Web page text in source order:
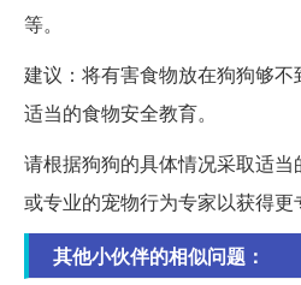
等。
建议：将有害食物放在狗狗够
适当的食物安全教育。
请根据狗狗的具体情况采取适
或专业的宠物行为专家以获得更
其他小伙伴的相似问题：